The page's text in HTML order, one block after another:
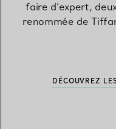
faire d’expert,
renommée de
DÉCOUVREZ